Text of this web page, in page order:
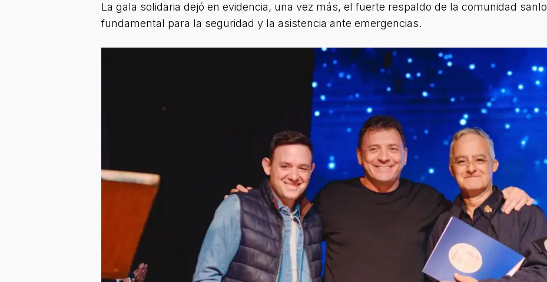
La gala solidaria dejó en evidencia, una vez más, el fuerte respaldo de la comunidad
fundamental para la seguridad y la asistencia ante emergencias.